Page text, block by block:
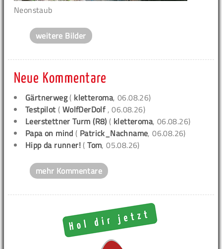
Neonstaub
weitere Bilder
Neue Kommentare
Gärtnerweg( kletteroma, 06.08.26)
Testpilot ( WolfDerDolf , 06.08.26)
Leerstettner Turm (R8) ( kletteroma, 06.08.26)
Papa on mind ( Patrick_Nachname, 06.08.26)
Hipp da runner! (Tom, 05.08.26)
mehr Kommentare